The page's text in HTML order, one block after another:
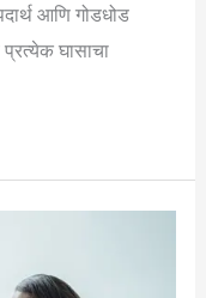
आणि गोडधोड
घासाचा